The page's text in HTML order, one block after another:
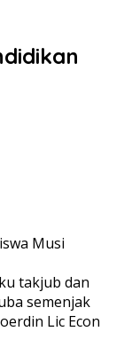
Musi
takjub dan
semenjak
Lic Econ